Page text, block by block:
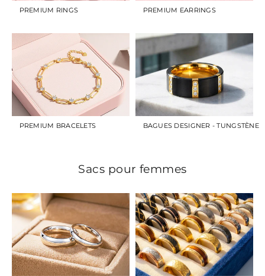
PREMIUM RINGS PREMIUM EARRINGS
PREMIUM BRACELETS BAGUES DESIGNER - TUNGSTÈNE
Sacs pour femmes